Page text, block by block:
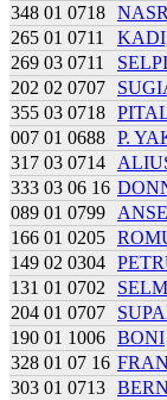
348 01 0718
265 01 0711
269 03 0711
202 02 0707
355 03 0718
007 01 0688 P.
317 03 0714
333 03 06 16
089 01 0799
166 01 0205
149 02 0304
131 01 0702
204 01 0707
190 01 1006 BONI
328 01 07 16
303 01 0713